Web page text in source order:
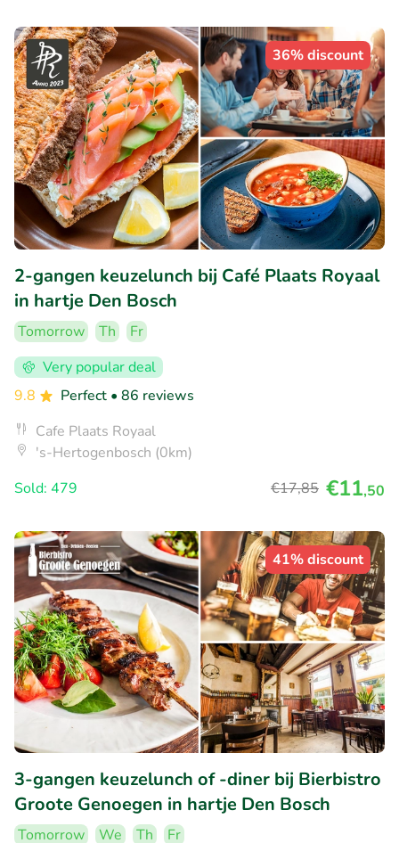
36% discount
2-gangen keuzelunch bij Café Plaats Royaal
in hartje Den Bosch
Tomorrow Th
Fr
Very popular deal
9.8
Perfect • 86 reviews
Cafe Plaats Royaal
's-Hertogenbosch (0km)
Sold: 479
€17,85 €11,50
41% discount
3-gangen keuzelunch of -diner bij Bierbistro
Groote Genoegen in hartje Den Bosch
Tomorrow We Th
Fr